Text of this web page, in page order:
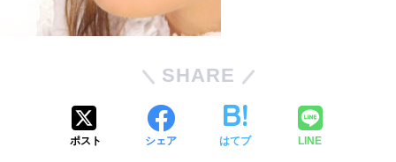
SHARE
ポスト シェア はてブ LINE